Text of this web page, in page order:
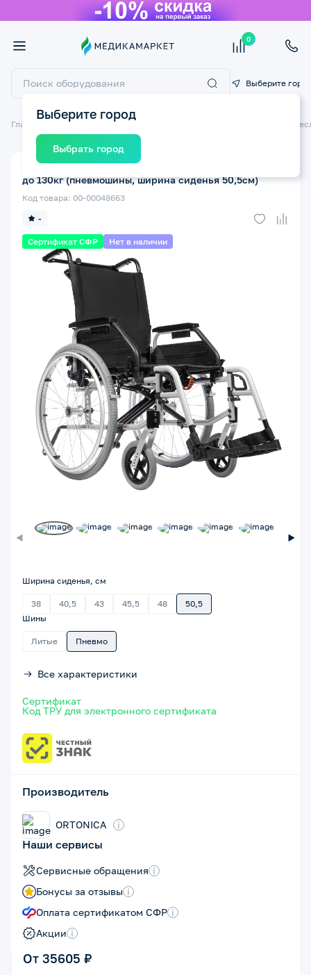
0
Выберите город
Выберите город
Выбрать город
Главная Технические средства реабилитации ТСР Инвалидные
Сертификат СФР Нет в наличии
-
Код товара: 00-00048663
до 130кг (пневмошины, ширина сиденья 50,5см)
Ширина сиденья, см
38 40,5 43 45,5 48
50,5
Шины
Литые Пневмо
Все характеристики
Сертификат
Код ТРУ для электронного сертификата
Производитель
ORTONICA i
Наши сервисы
Сервисные обращения i
Бонусы за отзывы i
Оплата сертификатом СФР i
Акции i
От 35605 ₽